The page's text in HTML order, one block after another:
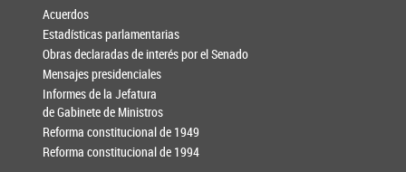
Acuerdos
Estadísticas parlamentarias
Obras declaradas de interés por el Senado
Mensajes presidenciales
Informes de la Jefatura
de Gabinete de Ministros
Reforma constitucional de 1949
Reforma constitucional de 1994